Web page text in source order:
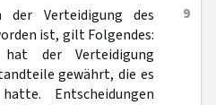
9
der Verteidigung des
ist, gilt Folgendes:
hat der Verteidigung
gewährt, die es
Entscheidungen